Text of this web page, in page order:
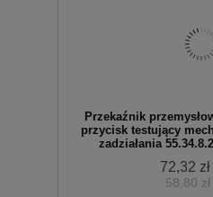
koszyka
Przekaźnik
przycisk testujący
zadziałania
72,32 zł
58,80 zł